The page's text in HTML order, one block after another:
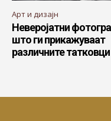
Арт и дизајн
Неверојатни
што ги прикажуваат
различните татковци